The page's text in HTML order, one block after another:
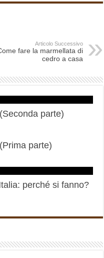
Articolo Successivo
fare la marmellata di
cedro a casa
parte)
parte)
perché si fanno?